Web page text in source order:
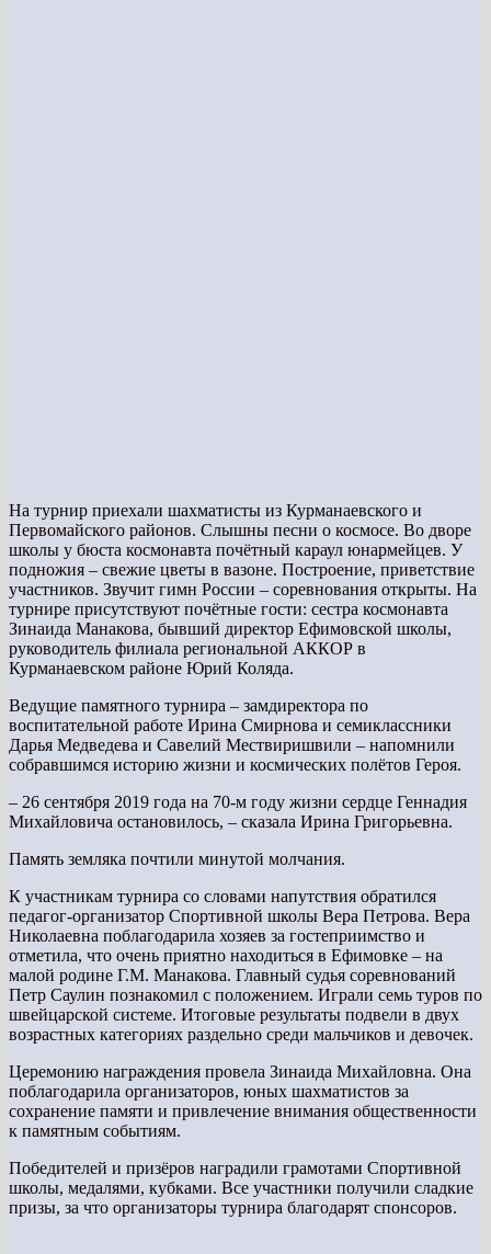
На турнир приехали шахматисты из Курманаевского и
Первомайского районов. Слышны песни о космосе. Во дворе
школы у бюста космонавта почётный караул юнармейцев. У
подножия – свежие цветы в вазоне. Построение, приветствие
участников. Звучит гимн России – соревнования открыты. На
турнире присутствуют почётные гости: сестра космонавта
Зинаида Манакова, бывший директор Ефимовской школы,
руководитель филиала региональной АККОР в
Курманаевском районе Юрий Коляда.
Ведущие памятного турнира – замдиректора по
воспитательной работе Ирина Смирнова и семиклассники
Дарья Медведева и Савелий Мествиришвили – напомнили
собравшимся историю жизни и космических полётов Героя.
– 26 сентября 2019 года на 70-м году жизни сердце Геннадия
Михайловича остановилось, – сказала Ирина Григорьевна.
Память земляка почтили минутой молчания.
К участникам турнира со словами напутствия обратился
педагог-организатор Спортивной школы Вера Петрова. Вера
Николаевна поблагодарила хозяев за гостеприимство и
отметила, что очень приятно находиться в Ефимовке – на
малой родине Г.М. Манакова. Главный судья соревнований
Петр Саулин познакомил с положением. Играли семь туров по
швейцарской системе. Итоговые результаты подвели в двух
возрастных категориях раздельно среди мальчиков и девочек.
Церемонию награждения провела Зинаида Михайловна. Она
поблагодарила организаторов, юных шахматистов за
сохранение памяти и привлечение внимания общественности
к памятным событиям.
Победителей и призёров наградили грамотами Спортивной
школы, медалями, кубками. Все участники получили сладкие
призы, за что организаторы турнира благодарят спонсоров.